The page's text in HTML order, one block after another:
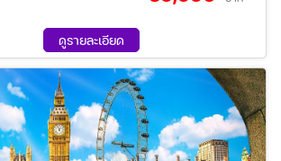
เตอร์ - สะพานหอคอย - หอนาฬิกาบิ๊กเบน -
ลอนดอน – Bicester Village
สนามคิงส์ พาวเวอร์ – แมนเชสเตอร์
ดูรายละเอียด